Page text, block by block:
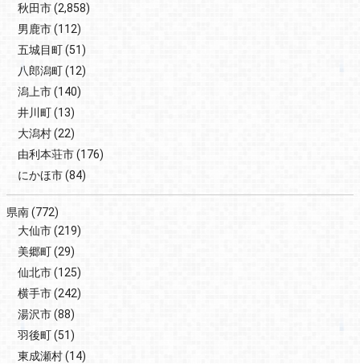
秋田市(2,858)
男鹿市(112)
五城目町(51)
八郎潟町(12)
潟上市(140)
井川町(13)
大潟村(22)
由利本荘市(176)
にかほ市(84)
県南(772)
大仙市(219)
美郷町(29)
仙北市(125)
横手市(242)
湯沢市(88)
羽後町(51)
東成瀬村(14)